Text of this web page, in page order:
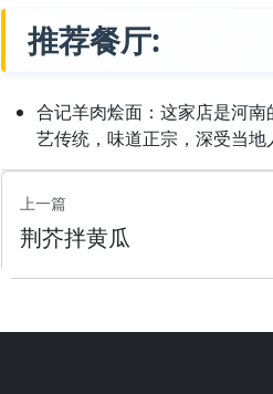
推荐餐厅:
合记羊肉烩面：这家店是河
艺传统，味道正宗，深受当地
上一篇
荆芥拌黄瓜